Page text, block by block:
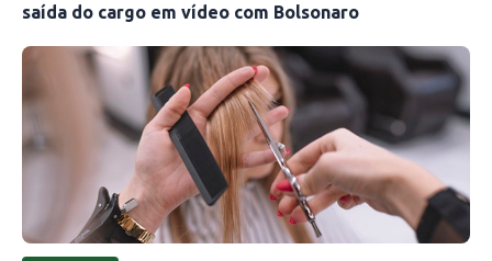
saída do cargo em vídeo com Bolsonaro